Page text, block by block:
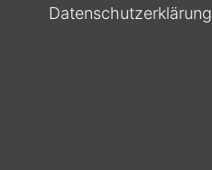
Datenschutzerklärung